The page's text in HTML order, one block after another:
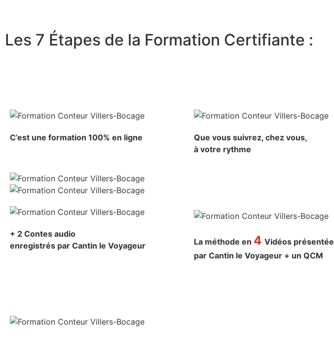
Les 7 Étapes de la Formation Certifiante :
C’est une formation 100% en ligne
Que vous suivrez, chez vous,
à votre rythme
+ 2 Contes audio
enregistrés par Cantin le Voyageur
La méthode en 4Vidéos présentée
par Cantin le Voyageur + un QCM